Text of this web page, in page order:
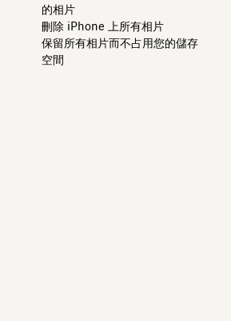
的相片
刪除 iPhone 上所有相片
保留所有相片而不占用您的儲存
空間